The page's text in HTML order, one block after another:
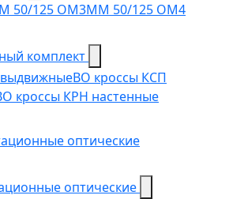
50/125 OM3MM 50/125 OM4
комплект
ВО кроссы КСП
кроссы КРН настенные
оптические
оптические